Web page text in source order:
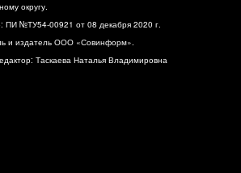
округу.
ПИ №ТУ54-00921 от 08 декабря 2020 г.
и издатель ООО «Совинформ».
Таскаева Наталья Владимировна